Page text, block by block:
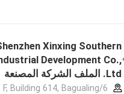
Xinxing Southern
Development Co.,
Ltd. الملف الشركة المصنعة
6/F, Building 614, Bagualing